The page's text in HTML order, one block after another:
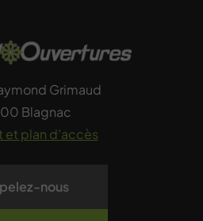
Grimaud
Blagnac
et plan d’accès
nous